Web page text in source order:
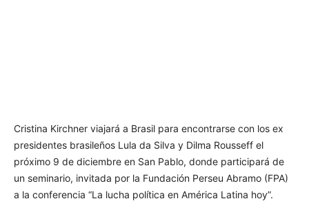
Cristina Kirchner viajará a Brasil para encontrarse con los ex
presidentes brasileños Lula da Silva y Dilma Rousseff el
próximo 9 de diciembre en San Pablo, donde participará de
un seminario, invitada por la Fundación Perseu Abramo (FPA)
a la conferencia “La lucha política en América Latina hoy”.